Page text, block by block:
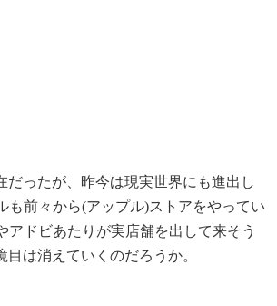
ったが、昨今は現実世界にも進出し
前々から(アップル)ストアをやってい
ドビあたりが実店舗を出して来そう
は消えていくのだろうか。